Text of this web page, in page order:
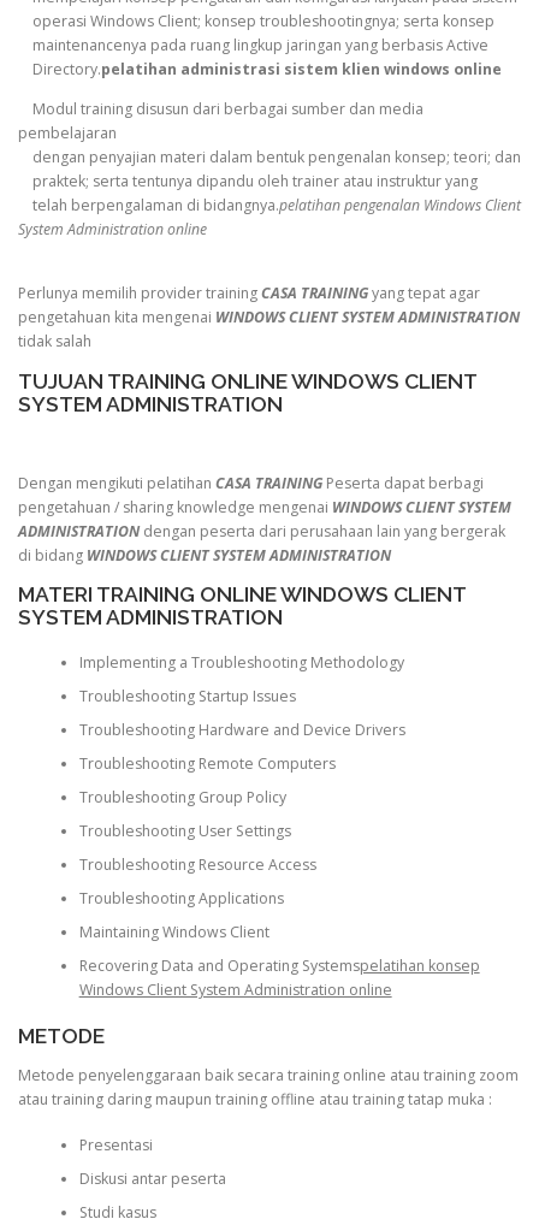
operasi Windows Client; konsep troubleshootingnya; serta konsep
maintenancenya pada ruang lingkup jaringan yang berbasis Active
Directory.pelatihan administrasi sistem klien windows online
Modul training disusun dari berbagai sumber dan media
pembelajaran
dengan penyajian materi dalam bentuk pengenalan konsep; teori; dan
praktek; serta tentunya dipandu oleh trainer atau instruktur yang
telah berpengalaman di bidangnya.pelatihan pengenalan Windows Client
System Administration online
Perlunya memilih provider trainingCASA TRAININGyang tepat agar
pengetahuan kita mengenai WINDOWS CLIENT SYSTEM ADMINISTRATION
tidak salah
TUJUAN TRAINING ONLINE WINDOWS CLIENT
SYSTEM ADMINISTRATION
Dengan mengikuti pelatihan CASA TRAINING Peserta dapat berbagi
pengetahuan / sharing knowledge mengenai WINDOWS CLIENT SYSTEM
ADMINISTRATIONdengan peserta dari perusahaan lain yang bergerak
di bidang WINDOWS CLIENT SYSTEM ADMINISTRATION
MATERI TRAINING ONLINE WINDOWS CLIENT
SYSTEM ADMINISTRATION
Implementing a Troubleshooting Methodology
Troubleshooting Startup Issues
Troubleshooting Hardware and Device Drivers
Troubleshooting Remote Computers
Troubleshooting Group Policy
Troubleshooting User Settings
Troubleshooting Resource Access
Troubleshooting Applications
Maintaining Windows Client
Recovering Data and Operating Systemspelatihan konsep
Windows Client System Administration online
METODE
Metode penyelenggaraan baik secara training online atau training zoom
atau training daring maupun training offline atau training tatap muka :
Presentasi
Diskusi antar peserta
Studi kasus